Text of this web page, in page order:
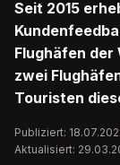
Seit 2015
Flughäfen der
zwei
Touristen
Publiziert:
Aktualisiert: